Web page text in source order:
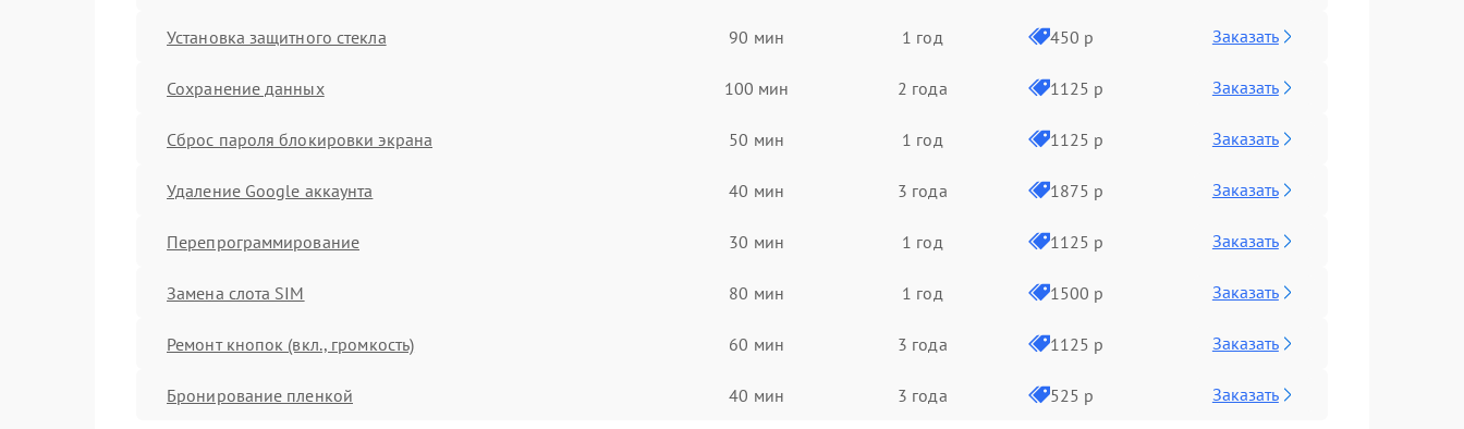
Установка защитного стекла 90 мин 1 год 450 р Заказать
Сохранение данных 100 мин 2 года 1125 р Заказать
Сброс пароля блокировки экрана 50 мин 1 год 1125 р Заказать
Удаление Google аккаунта 40 мин 3 года 1875 р Заказать
Перепрограммирование 30 мин 1 год 1125 р Заказать
Замена слота SIM 80 мин 1 год 1500 р Заказать
Ремонт кнопок (вкл., громкость) 60 мин 3 года 1125 р Заказать
Бронирование пленкой 40 мин 3 года 525 р Заказать